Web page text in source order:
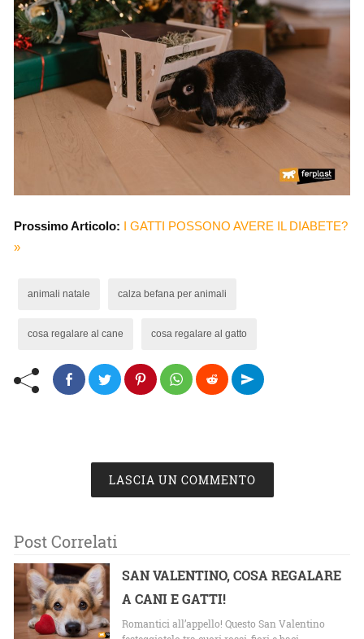
Prossimo Articolo: I GATTI POSSONO AVERE IL DIABETE?
»
animali natale calza befana per animali
cosa regalare al cane cosa regalare al gatto
LASCIA UN COMMENTO
Post Correlati
SAN VALENTINO, COSA REGALARE
A CANI E GATTI!
Romantici all’appello! Questo San Valentino